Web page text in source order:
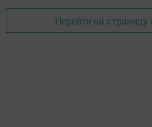
Перейти на страницу